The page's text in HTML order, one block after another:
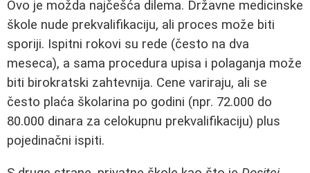
Ovo je možda najčešća dilema. Državne medicinske
škole nude prekvalifikaciju, ali proces može biti
sporiji. Ispitni rokovi su rede (često na dva
meseca), a sama procedura upisa i polaganja može
biti birokratski zahtevnija. Cene variraju, ali se
često plaća školarina po godini (npr. 72.000 do
80.000 dinara za celokupnu prekvalifikaciju) plus
pojedinačni ispiti.